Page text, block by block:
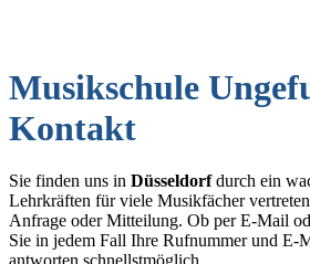
Musikschule
Kontakt
Sie finden uns in Düsseldorfdurch ein
Lehrkräften für viele Musikfächer
Anfrage oder Mitteilung. Ob per E-Mail
Sie in jedem Fall Ihre Rufnummer und E-
antworten schnellstmöglich.